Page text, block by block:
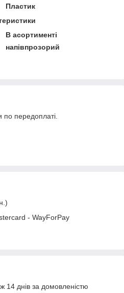
Пластик
В асортименті
напівпрозорий
по передоплаті.
- WayForPay
14 днів за домовленістю